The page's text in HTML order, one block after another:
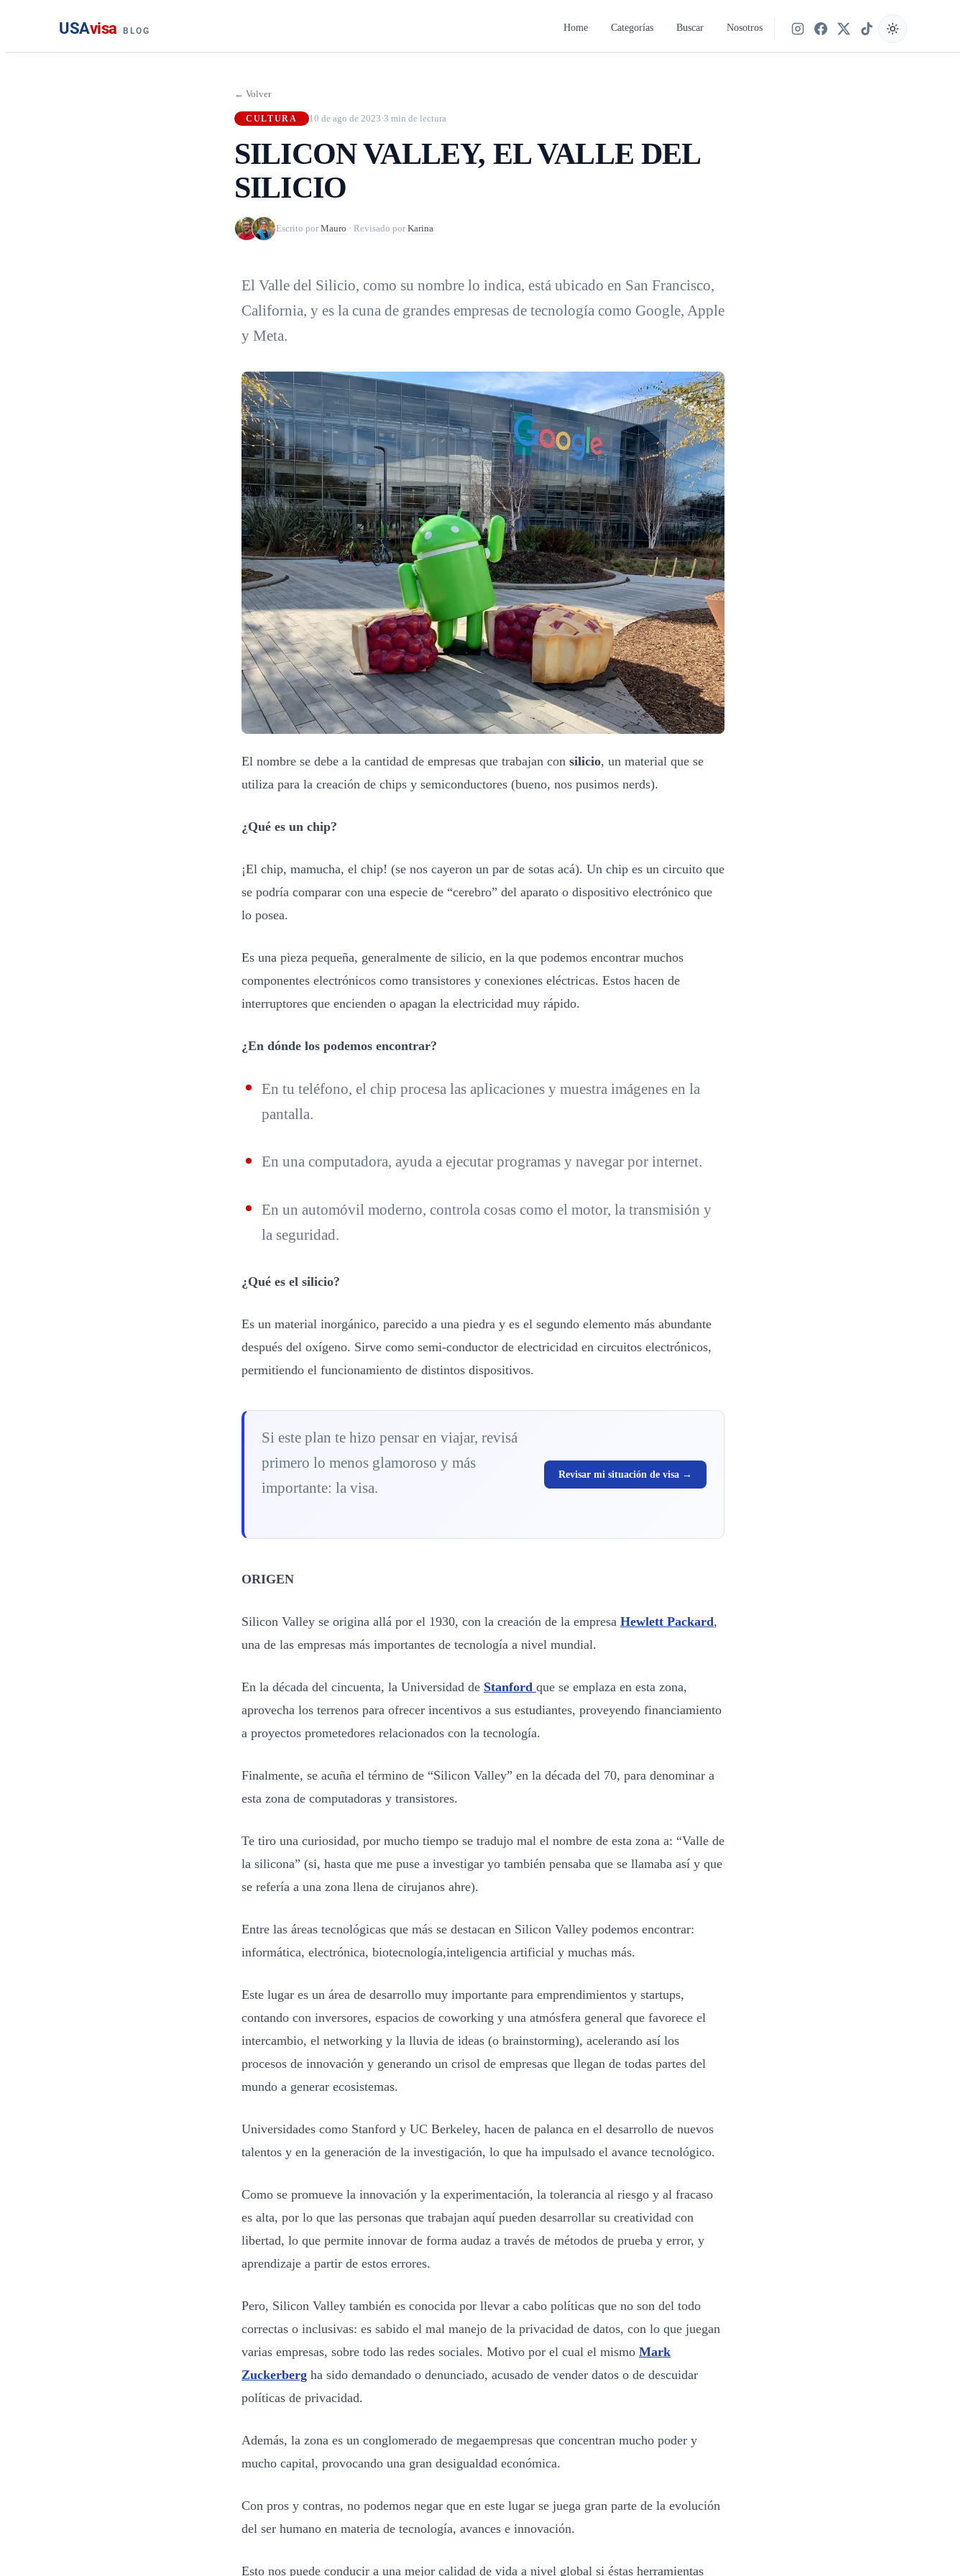
USAvisa BLOG Home Categorías Buscar Nosotros
Síguenos en Instagram
Síguenos en Facebook
Síguenos en X
Síguenos en TikTok
← Volver
CULTURA 10 de ago de 2023·3 min de lectura
SILICON VALLEY, EL VALLE DEL
SILICIO
Escrito por Mauro · Revisado por Karina
El Valle del Silicio, como su nombre lo indica, está ubicado en San Francisco,
California, y es la cuna de grandes empresas de tecnología como Google, Apple
y Meta.
El nombre se debe a la cantidad de empresas que trabajan con silicio, un material que se
utiliza para la creación de chips y semiconductores (bueno, nos pusimos nerds).
¿Qué es un chip?
¡El chip, mamucha, el chip! (se nos cayeron un par de sotas acá). Un chip es un circuito que
se podría comparar con una especie de “cerebro” del aparato o dispositivo electrónico que
lo posea.
Es una pieza pequeña, generalmente de silicio, en la que podemos encontrar muchos
componentes electrónicos como transistores y conexiones eléctricas. Estos hacen de
interruptores que encienden o apagan la electricidad muy rápido.
¿En dónde los podemos encontrar?
En tu teléfono, el chip procesa las aplicaciones y muestra imágenes en la
pantalla.
En una computadora, ayuda a ejecutar programas y navegar por internet.
En un automóvil moderno, controla cosas como el motor, la transmisión y
la seguridad.
¿Qué es el silicio?
Es un material inorgánico, parecido a una piedra y es el segundo elemento más abundante
después del oxígeno. Sirve como semi-conductor de electricidad en circuitos electrónicos,
permitiendo el funcionamiento de distintos dispositivos.
Si este plan te hizo pensar en viajar, revisá
primero lo menos glamoroso y más
importante: la visa.
Revisar mi situación de visa →
ORIGEN
Silicon Valley se origina allá por el 1930, con la creación de la empresa Hewlett Packard,
una de las empresas más importantes de tecnología a nivel mundial.
En la década del cincuenta, la Universidad de Stanford que se emplaza en esta zona,
aprovecha los terrenos para ofrecer incentivos a sus estudiantes, proveyendo financiamiento
a proyectos prometedores relacionados con la tecnología.
Finalmente, se acuña el término de “Silicon Valley” en la década del 70, para denominar a
esta zona de computadoras y transistores.
Te tiro una curiosidad, por mucho tiempo se tradujo mal el nombre de esta zona a: “Valle de
la silicona” (si, hasta que me puse a investigar yo también pensaba que se llamaba así y que
se refería a una zona llena de cirujanos ahre).
Entre las áreas tecnológicas que más se destacan en Silicon Valley podemos encontrar:
informática, electrónica, biotecnología,inteligencia artificial y muchas más.
Este lugar es un área de desarrollo muy importante para emprendimientos y startups,
contando con inversores, espacios de coworking y una atmósfera general que favorece el
intercambio, el networking y la lluvia de ideas (o brainstorming), acelerando así los
procesos de innovación y generando un crisol de empresas que llegan de todas partes del
mundo a generar ecosistemas.
Universidades como Stanford y UC Berkeley, hacen de palanca en el desarrollo de nuevos
talentos y en la generación de la investigación, lo que ha impulsado el avance tecnológico.
Como se promueve la innovación y la experimentación, la tolerancia al riesgo y al fracaso
es alta, por lo que las personas que trabajan aquí pueden desarrollar su creatividad con
libertad, lo que permite innovar de forma audaz a través de métodos de prueba y error, y
aprendizaje a partir de estos errores.
Pero, Silicon Valley también es conocida por llevar a cabo políticas que no son del todo
correctas o inclusivas: es sabido el mal manejo de la privacidad de datos, con lo que juegan
varias empresas, sobre todo las redes sociales. Motivo por el cual el mismo Mark
Zuckerberg ha sido demandado o denunciado, acusado de vender datos o de descuidar
políticas de privacidad.
Además, la zona es un conglomerado de megaempresas que concentran mucho poder y
mucho capital, provocando una gran desigualdad económica.
Con pros y contras, no podemos negar que en este lugar se juega gran parte de la evolución
del ser humano en materia de tecnología, avances e innovación.
Esto nos puede conducir a una mejor calidad de vida a nivel global si éstas herramientas